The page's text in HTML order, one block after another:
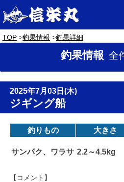
TOP 釣果情報 釣果詳細
釣果情報 全
2025年7月03日(木)
ジギング船
釣りもの 大きさ
サンパク、ワラサ 2.2～4.5kg
【コメント】